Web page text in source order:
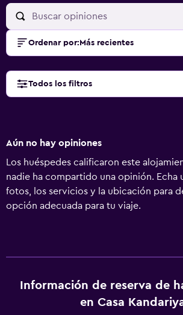
Ordenar por: Más recientes
Todos los filtros
Aún no hay opiniones
Los huéspedes calificaron este
nadie ha compartido una opinión. Echa
fotos, los servicios y la ubicación para
opción adecuada para tu viaje.
Información de reserva de
en Casa